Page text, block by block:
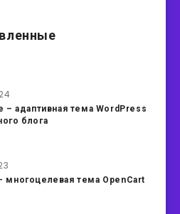
– адаптивная тема WordPress
блога
многоцелевая тема OpenCart